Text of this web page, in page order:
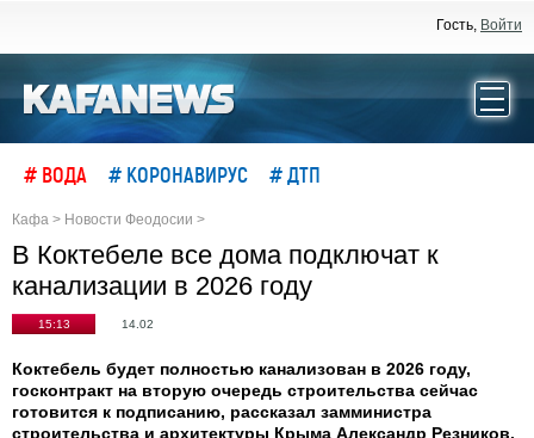
Гость, Войти
# ВОДА # КОРОНАВИРУС # ДТП
Кафа > Новости Феодосии >
В Коктебеле все дома подключат к
канализации в 2026 году
15:13 14.02
Коктебель будет полностью канализован в 2026 году,
госконтракт на вторую очередь строительства сейчас
готовится к подписанию, рассказал замминистра
строительства и архитектуры Крыма Александр Резников.